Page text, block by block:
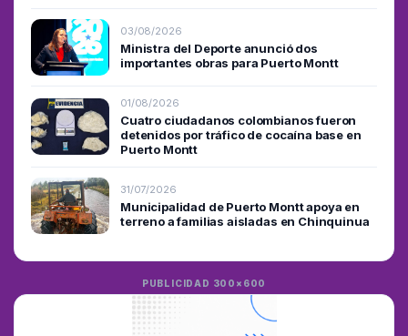
03/08/2026
Ministra del Deporte anunció dos
importantes obras para Puerto Montt
01/08/2026
Cuatro ciudadanos colombianos fueron
detenidos por tráfico de cocaína base en
Puerto Montt
31/07/2026
Municipalidad de Puerto Montt apoya en
terreno a familias aisladas en Chinquinua
PUBLICIDAD 300×600